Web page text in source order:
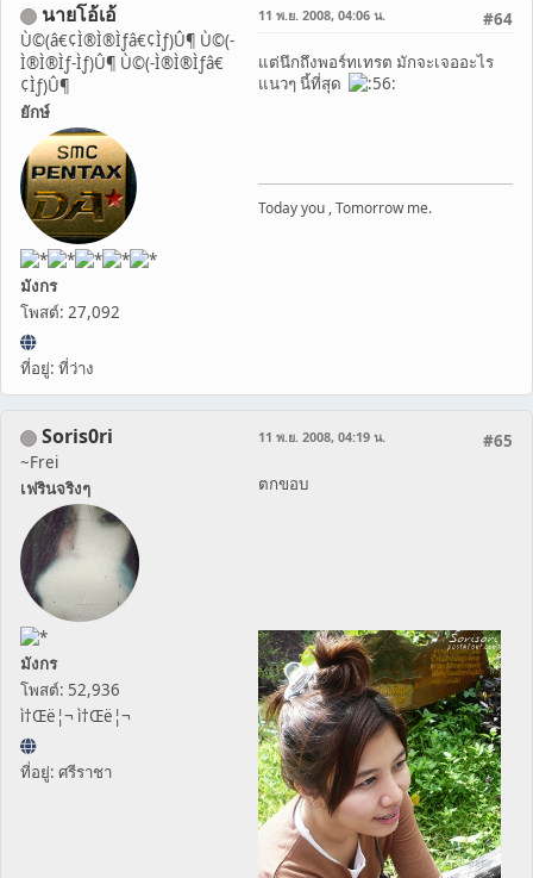
นายโอ้เอ้
Ù©(â€¢Ì®Ì®Ìƒâ€¢Ìƒ)Û¶ Ù©(-
Ì®Ì®Ìƒ-Ìƒ)Û¶ Ù©(-Ì®Ì®Ìƒâ€
¢Ìƒ)Û¶
ยักษ์
มังกร
โพสต์: 27,092
ที่อยู่: ที่ว่าง
#64
11 พ.ย. 2008, 04:06 น.
แต่นึกถึงพอร์ทเทรต มักจะเจออะไร
แนวๆ นี้ที่สุด
Today you , Tomorrow me.
Soris0ri
~Frei
เฟรินจริงๆ
มังกร
โพสต์: 52,936
ì†Œë¦¬ ì†Œë¦¬
ที่อยู่: ศรีราชา
#65
11 พ.ย. 2008, 04:19 น.
ตกขอบ